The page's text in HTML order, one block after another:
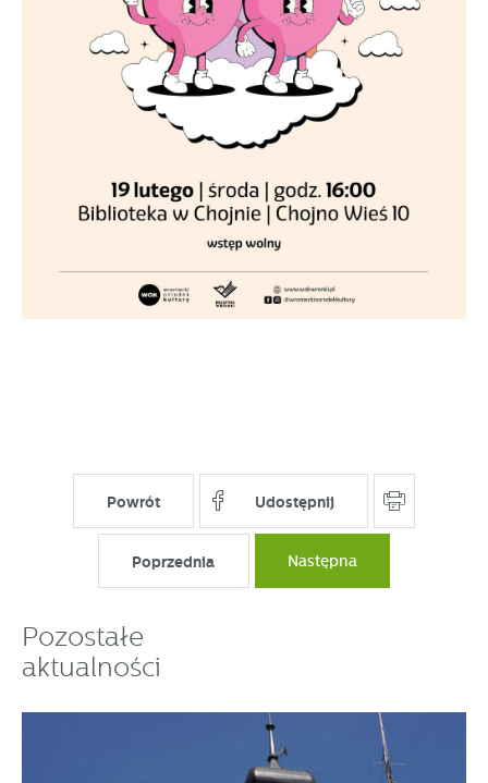
Powrót Udostępnij
Poprzednia Następna
Pozostałe
aktualności
przeglądanej witryny internetowej. Treści promocyjne
mogą pojawić się na stronach podmiotów trzecich
lub firm będących naszymi partnerami oraz innych
dostawców usług. Firmy te działają w charakterze
pośredników prezentujących nasze treści w postaci
wiadomości, ofert, komunikatów mediów